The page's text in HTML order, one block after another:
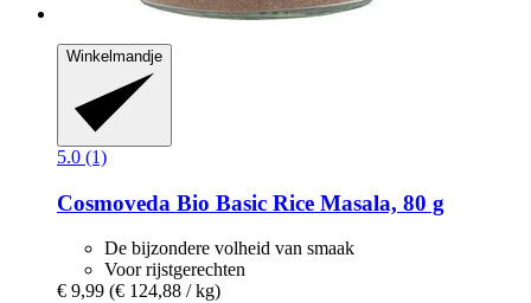
Winkelmandje
5.0 (1)
Cosmoveda Bio Basic Rice Masala, 80 g
De bijzondere volheid van smaak
Voor rijstgerechten
€ 9,99 (€ 124,88 / kg)